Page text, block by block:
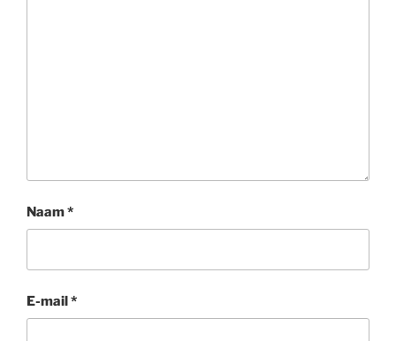
Naam*
E-mail*